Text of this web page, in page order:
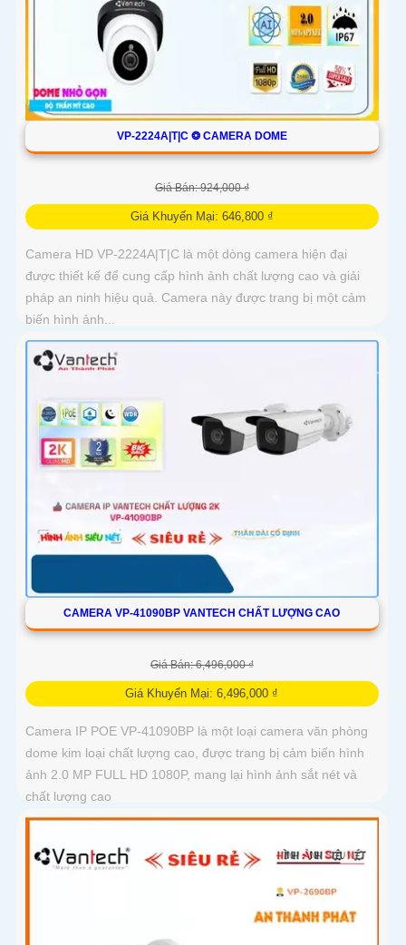
VP-2224A|T|C ❂ CAMERA DOME
Giá Bán: 924,000 ₫
Giá Khuyến Mại: 646,800 ₫
Camera HD VP-2224A|T|C là một dòng camera hiện đại
được thiết kế để cung cấp hình ảnh chất lượng cao và giải
pháp an ninh hiệu quả. Camera này được trang bị một cảm
biến hình ảnh...
CAMERA VP-41090BP VANTECH CHẤT LƯỢNG CAO
Giá Bán: 6,496,000 ₫
Giá Khuyến Mại: 6,496,000 ₫
Camera IP POE VP-41090BP là một loại camera văn phòng
dome kim loại chất lượng cao, được trang bị cảm biến hình
ảnh 2.0 MP FULL HD 1080P, mang lại hình ảnh sắt nét và
chất lượng cao